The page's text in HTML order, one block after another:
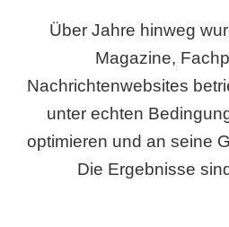
Über Jahre hinweg
Magazine,
Nachrichtenwebsites
unter echten
optimieren und an seine
Die Ergebnisse